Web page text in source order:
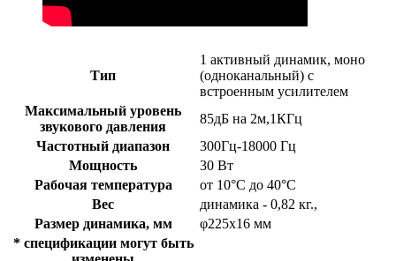
Тип
1 активный динамик, моно
(одноканальный) с
встроенным усилителем
Максимальный уровень
звукового давления
85дБ на 2м,1КГц
Частотный диапазон
300Гц-18000 Гц
Мощность
30 Вт
Рабочая температура
от 10°C до 40°C
Вес
динамика - 0,82 кг.,
Размер динамика, мм
φ225x16 мм
* спецификации могут быть